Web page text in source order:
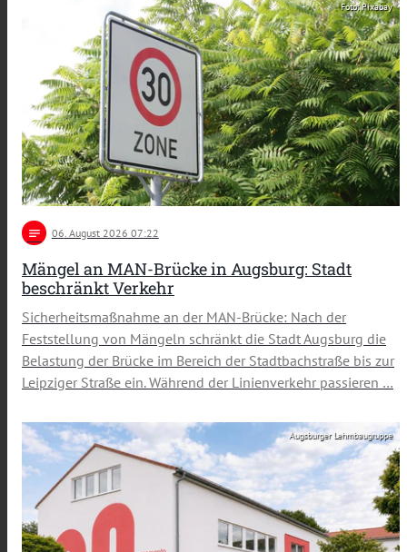
Foto: Pixabay
notes 06 . August 2026 07:22
Mängel an MAN-Brücke in Augsburg: Stadt
beschränkt Verkehr
Sicherheitsmaßnahme an der MAN-Brücke: Nach der
Feststellung von Mängeln schränkt die Stadt Augsburg die
Belastung der Brücke im Bereich der Stadtbachstraße bis zur
Leipziger Straße ein. Während der Linienverkehr passieren …
Augsburger Lehmbaugruppe